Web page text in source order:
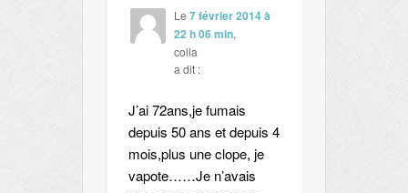
Le7 février 2014 à
22 h 06 min,
colla
a dit :
J’ai 72ans,je fumais
depuis 50 ans et depuis 4
mois,plus une clope, je
vapote……Je n’avais